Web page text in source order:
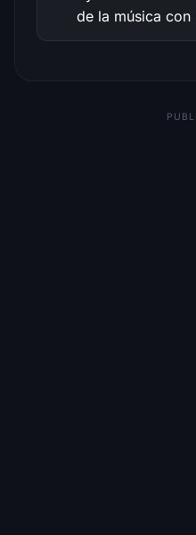
de la música con